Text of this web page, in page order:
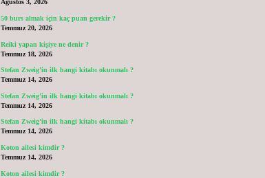
Ağustos 3, 2026
50 burs almak için kaç puan gerekir ?
Temmuz 20, 2026
Reiki yapan kişiye ne denir ?
Temmuz 18, 2026
Stefan Zweig’in ilk hangi kitabı okunmalı ?
Temmuz 14, 2026
Stefan Zweig’in ilk hangi kitabı okunmalı ?
Temmuz 14, 2026
Stefan Zweig’in ilk hangi kitabı okunmalı ?
Temmuz 14, 2026
Koton ailesi kimdir ?
Temmuz 14, 2026
Koton ailesi kimdir ?